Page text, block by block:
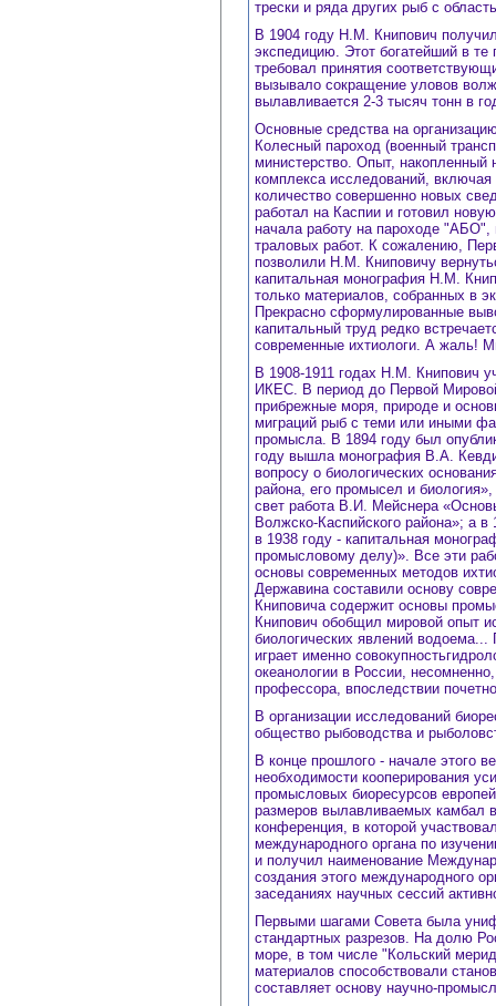
трески и ряда других рыб с
В 1904 году Н.М. Книпович
экспедицию. Этот богатейший в
требовал принятия
вызывало сокращение уловов
вылавливается 2-3 тысяч тонн в
Основные средства на
Колесный пароход (военный
министерство. Опыт,
комплекса исследований,
количество совершенно новых
работал на Каспии и готовил
начала работу на пароходе "АБО",
траловых работ. К сожалению,
позволили Н.М. Книповичу
капитальная монография Н.М.
только материалов, собранных в
Прекрасно сформулированные
капитальный труд редко
современные ихтиологи. А жаль!
В 1908-1911 годах Н.М. Книпович
ИКЕС. В период до Первой
прибрежные моря, природе и
миграций рыб с теми или иными
промысла. В 1894 году был
году вышла монография В.А.
вопросу о биологических
района, его промысел и
свет работа В.И. Мейснера
Волжско-Каспийского района»; а
в 1938 году - капитальная
промысловому делу)». Все эти
основы современных методов
Державина составили основу
Книповича содержит основы
Книпович обобщил мировой опыт
биологических явлений
играет именно
океанологии в России,
профессора, впоследствии
В организации исследований
общество рыбоводства и
В конце прошлого - начале этого
необходимости кооперирования
промысловых биоресурсов
размеров вылавливаемых камбал
конференция, в которой
международного органа по
и получил наименование
создания этого международного
заседаниях научных сессий
Первыми шагами Совета была
стандартных разрезов. На долю
море, в том числе "Кольский
материалов способствовали
составляет основу научно-